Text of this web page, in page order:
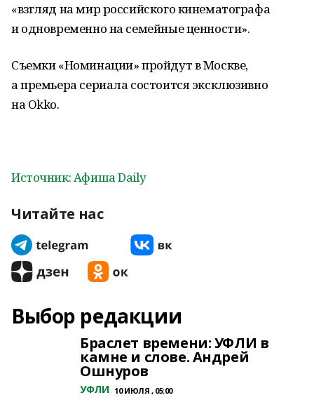
«взгляд на мир российского кинематографа
и одновременно на семейные ценности».
Съемки «Номинации» пройдут в Москве,
а премьера сериала состоится эксклюзивно
на Okko.
Источник: Афиша Daily
Читайте нас
Выбор редакции
Браслет времени: УФЛИ в
камне и слове. Андрей
Ошнуров
УФЛИ 10 ИЮЛЯ , 05:00